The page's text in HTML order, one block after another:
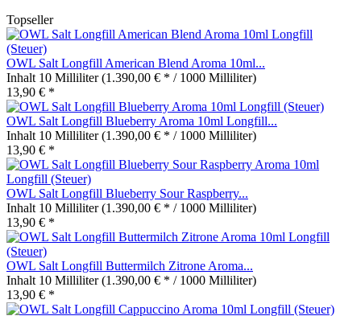
Topseller
OWL Salt Longfill American Blend Aroma 10ml...
Inhalt 10 Milliliter(1.390,00 € * / 1000 Milliliter)
13,90 € *
OWL Salt Longfill Blueberry Aroma 10ml Longfill...
Inhalt 10 Milliliter(1.390,00 € * / 1000 Milliliter)
13,90 € *
OWL Salt Longfill Blueberry Sour Raspberry...
Inhalt 10 Milliliter(1.390,00 € * / 1000 Milliliter)
13,90 € *
OWL Salt Longfill Buttermilch Zitrone Aroma...
Inhalt 10 Milliliter(1.390,00 € * / 1000 Milliliter)
13,90 € *